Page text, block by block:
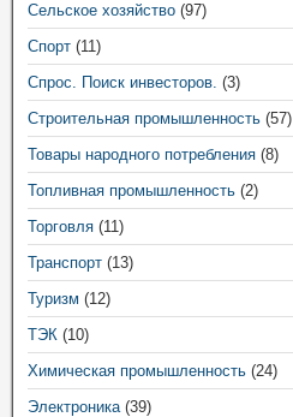
Сельское хозяйство (97)
Спорт (11)
Спрос. Поиск инвесторов. (3)
Строительная промышленность (57)
Товары народного потребления (8)
Топливная промышленность (2)
Торговля (11)
Транспорт (13)
Туризм (12)
ТЭК (10)
Химическая промышленность (24)
Электроника(39)